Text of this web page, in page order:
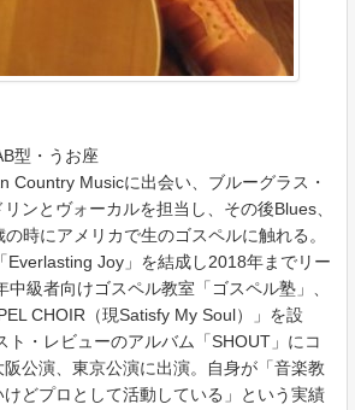
型・うお座
Country Musicに出会い、ブルーグラス・
ンとヴォーカルを担当し、その後Blues、
時にアメリカで生のゴスペルに触れる。
Everlasting Joy」を結成し2018年までリー
中級者向けゴスペル教室「ゴスペル塾」、
CHOIR（現Satisfy My Soul）」を設
ト・レビューのアルバム「SHOUT」にコ
公演、東京公演に出演。自身が「音楽教
どプロとして活動している」という実績